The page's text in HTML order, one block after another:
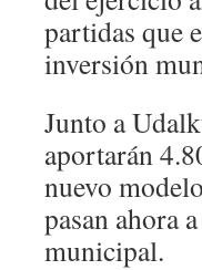
partidas que
inversión
Junto a
aportarán
nuevo
pasan ahora
municipal.